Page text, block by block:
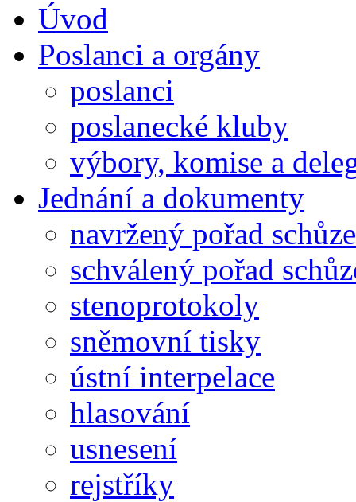
Úvod
Poslanci a orgány
poslanci
poslanecké kluby
výbory, komise a
Jednání a dokumenty
navržený pořad schůze
schválený pořad
stenoprotokoly
sněmovní tisky
ústní interpelace
hlasování
usnesení
rejstříky